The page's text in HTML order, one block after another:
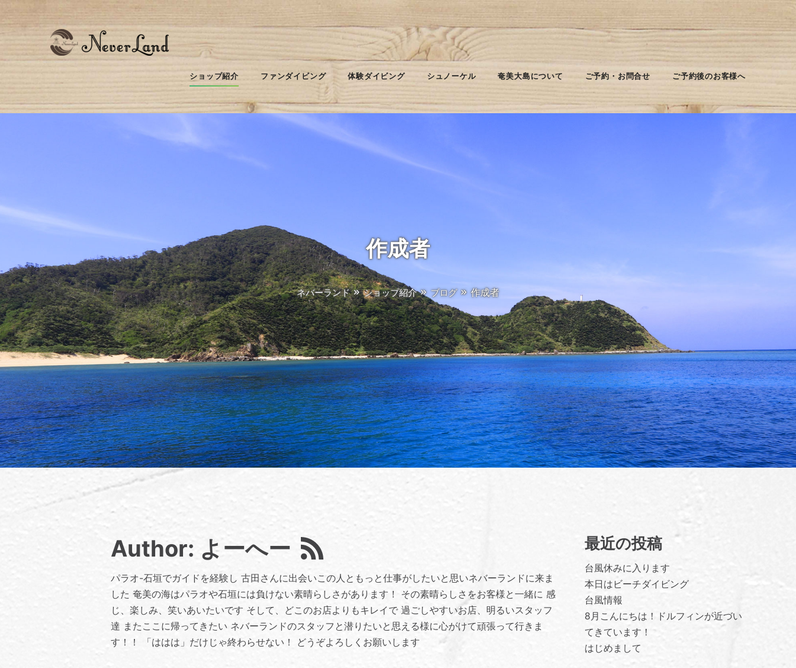
ショップ紹介 ファンダイビング 体験ダイビング シュノーケル 奄美大島について ご予約・お問合せ ご予約後のお客様へ
作成者
ネバーランド ショップ紹介 ブログ 作成者
Author: よーへー
パラオ-石垣でガイドを経験し 古田さんに出会いこの人ともっと仕事がしたいと思いネバーランドに来ま
した 奄美の海はパラオや石垣には負けない素晴らしさがあります！ その素晴らしさをお客様と一緒に 感
じ、楽しみ、笑いあいたいです そして、どこのお店よりもキレイで 過ごしやすいお店、明るいスタッフ
達 またここに帰ってきたい ネバーランドのスタッフと潜りたいと思える様に心がけて頑張って行きま
す！！ 「ははは」だけじゃ終わらせない！ どうぞよろしくお願いします
最近の投稿
台風休みに入ります
本日はビーチダイビング
台風情報
8月こんにちは！ドルフィンが近づい
てきています！
はじめまして